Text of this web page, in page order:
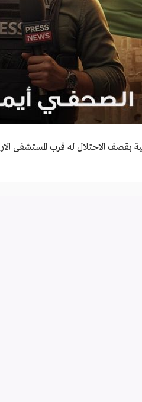
بقصف الاحتلال له قرب المستشفى